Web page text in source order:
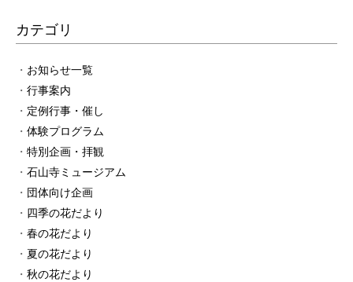
カテゴリ
お知らせ一覧
行事案内
定例行事・催し
体験プログラム
特別企画・拝観
石山寺ミュージアム
団体向け企画
四季の花だより
春の花だより
夏の花だより
秋の花だより